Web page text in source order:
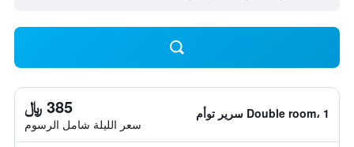
Double room، 1 سرير توأم 385 ﷼
سعر الليلة شامل الرسوم